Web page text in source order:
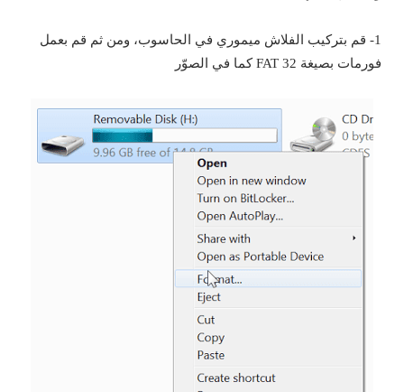
1- قم بتركيب الفلاش ميموري في الحاسوب، ومن ثم قم بعمل
فورمات بصيغة FAT 32 كما في الصوّر